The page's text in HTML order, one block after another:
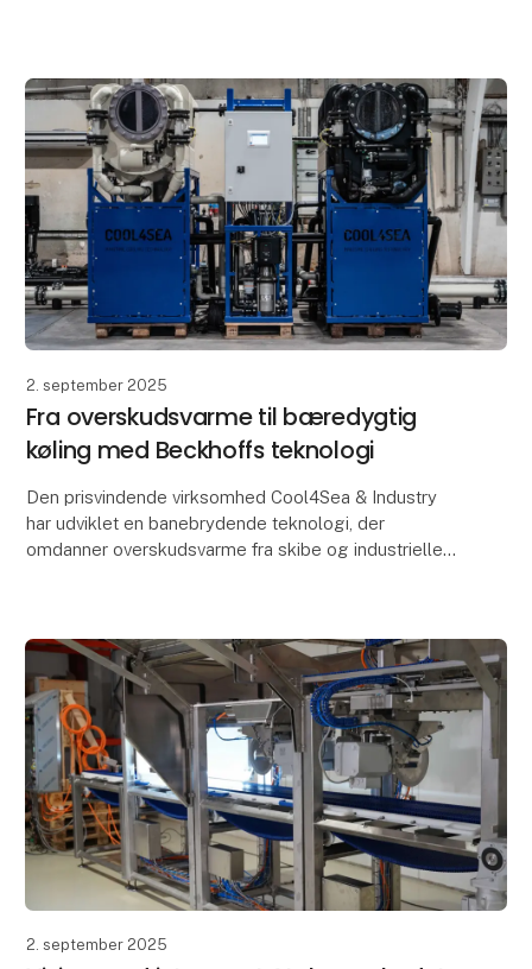
2. september 2025
Fra overskudsvarme til bæredygtig
køling med Beckhoffs teknologi
Den prisvindende virksomhed Cool4Sea & Industry
har udviklet en banebrydende teknologi, der
omdanner overskudsvarme fra skibe og industrielle
2. september 2025